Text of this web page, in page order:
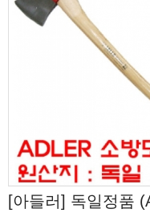
[아들러] 독일정품